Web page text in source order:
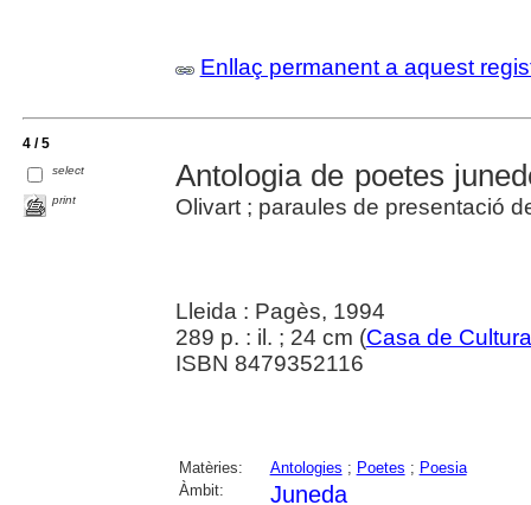
Enllaç permanent a aquest
4 / 5
select
print
Antologia de poetes
Olivart ; paraules de presentació
Lleida : Pagès, 1994
289 p. : il. ; 24 cm (Casa de Cultura
ISBN 8479352116
Matèries: Antologies ; Poetes ; Poesia
Àmbit:
Juneda